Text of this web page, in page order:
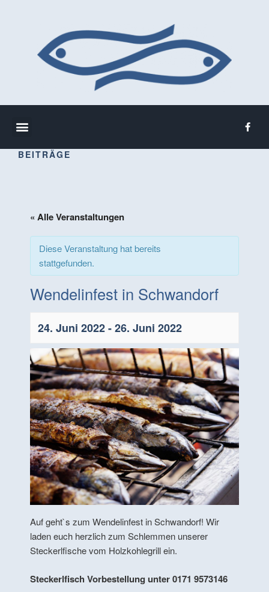
BEITRÄGE
« Alle Veranstaltungen
Diese Veranstaltung hat bereits
stattgefunden.
Wendelinfest in Schwandorf
24. Juni 2022-26. Juni 2022
Auf geht`s zum Wendelinfest in Schwandorf! Wir
laden euch herzlich zum Schlemmen unserer
Steckerlfische vom Holzkohlegrill ein.
Steckerlfisch Vorbestellung unter 0171 9573146